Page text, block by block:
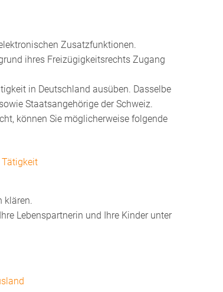
Zusatzfunktionen.
ihres Freizügigkeitsrechts Zugang
in Deutschland ausüben. Dasselbe
Staatsangehörige der Schweiz.
können Sie möglicherweise folgende
klären.
Lebenspartnerin und Ihre Kinder unter